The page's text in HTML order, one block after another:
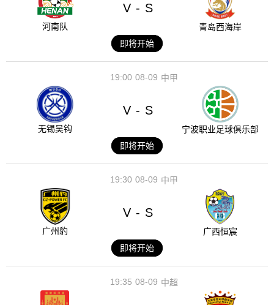
河南队
V - S
青岛西海岸
即将开始
08-09
19:00 中甲
无锡吴钩
V - S
宁波职业足球俱乐部
即将开始
08-09
19:30 中甲
广州豹
V - S
广西恒宸
即将开始
08-09
19:35 中超